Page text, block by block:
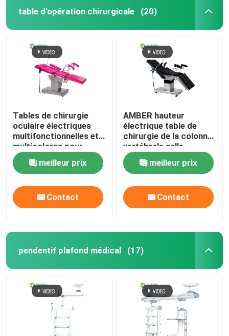
table d'opération chirurgicale (20)
Tables de chirurgie
oculaire électriques
multifonctionnelles et
multicolores pour
hôpitaux
meilleur prix
Contact
AMBER hauteur
électrique table de
chirurgie de la colonne
vertébrale salle
d'opération à
commande à distance
meilleur prix
Contact
pendentif plafond médical (17)